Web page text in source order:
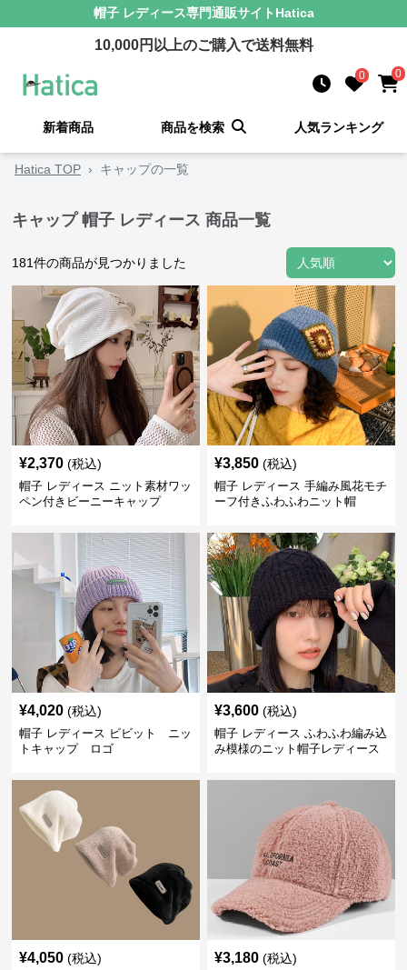
帽子 レディース専門通販サイト Hatica
10,000円以上のご購入で送料無料
0 0
新着商品 商品を検索 人気ランキング
Hatica TOP › キャップの一覧
キャップ 帽子 レディース 商品一覧
181件の商品が見つかりました
¥2,370 (税込)
帽子 レディース ニット素材ワッ
ペン付きビーニーキャップ
¥3,850 (税込)
帽子 レディース 手編み風花モチ
ーフ付きふわふわニット帽
¥4,020 (税込)
帽子 レディース ビビット ニッ
トキャップ ロゴ
¥3,600 (税込)
帽子 レディース ふわふわ編み込
み模様のニット帽子レディース
¥4,050 (税込) ¥3,180 (税込)